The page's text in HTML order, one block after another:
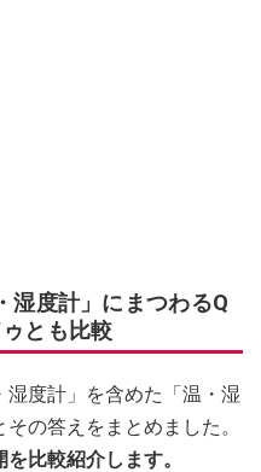
湿度計」にまつわるQ
とも比較
度計」を含めた「温・湿
の答えをまとめました。
比較紹介します。